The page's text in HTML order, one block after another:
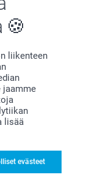
liikenteen
lisää
evästeet